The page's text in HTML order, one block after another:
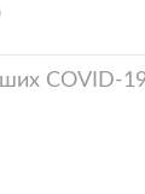
COVID-